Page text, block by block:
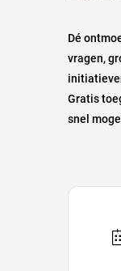
Dé
vragen,
Gratis
snel